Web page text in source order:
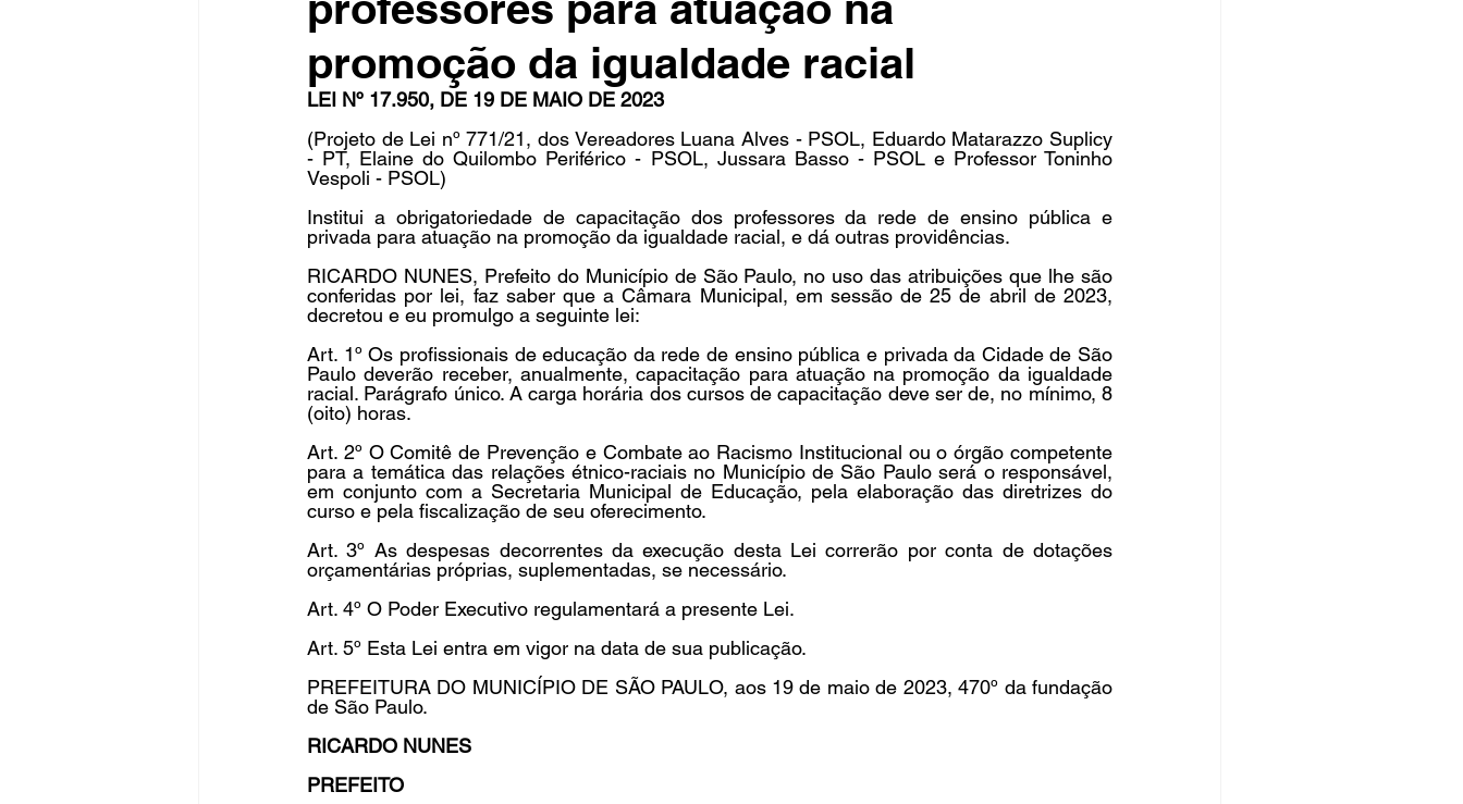
Fique Ligado Publicações Sedin Indicações
congresso NOTI noticias
promoção da igualdade racial
LEI Nº 17.950, DE 19 DE MAIO DE 2023
(Projeto de Lei nº 771/21, dos Vereadores Luana Alves - PSOL, Eduardo Matarazzo Suplicy
- PT, Elaine do Quilombo Periférico - PSOL, Jussara Basso - PSOL e Professor Toninho
Vespoli - PSOL)
Institui a obrigatoriedade de capacitação dos professores da rede de ensino pública e
privada para atuação na promoção da igualdade racial, e dá outras providências.
RICARDO NUNES, Prefeito do Município de São Paulo, no uso das atribuições que lhe são
conferidas por lei, faz saber que a Câmara Municipal, em sessão de 25 de abril de 2023,
decretou e eu promulgo a seguinte lei:
Art. 1º Os profissionais de educação da rede de ensino pública e privada da Cidade de São
Paulo deverão receber, anualmente, capacitação para atuação na promoção da igualdade
racial. Parágrafo único. A carga horária dos cursos de capacitação deve ser de, no mínimo, 8
(oito) horas.
Art. 2º O Comitê de Prevenção e Combate ao Racismo Institucional ou o órgão competente
para a temática das relações étnico-raciais no Município de São Paulo será o responsável,
em conjunto com a Secretaria Municipal de Educação, pela elaboração das diretrizes do
curso e pela fiscalização de seu oferecimento.
Art. 3º As despesas decorrentes da execução desta Lei correrão por conta de dotações
orçamentárias próprias, suplementadas, se necessário.
Art. 4º O Poder Executivo regulamentará a presente Lei.
Art. 5º Esta Lei entra em vigor na data de sua publicação.
PREFEITURA DO MUNICÍPIO DE SÃO PAULO, aos 19 de maio de 2023, 470º da fundação
de São Paulo.
RICARDO NUNES
PREFEITO